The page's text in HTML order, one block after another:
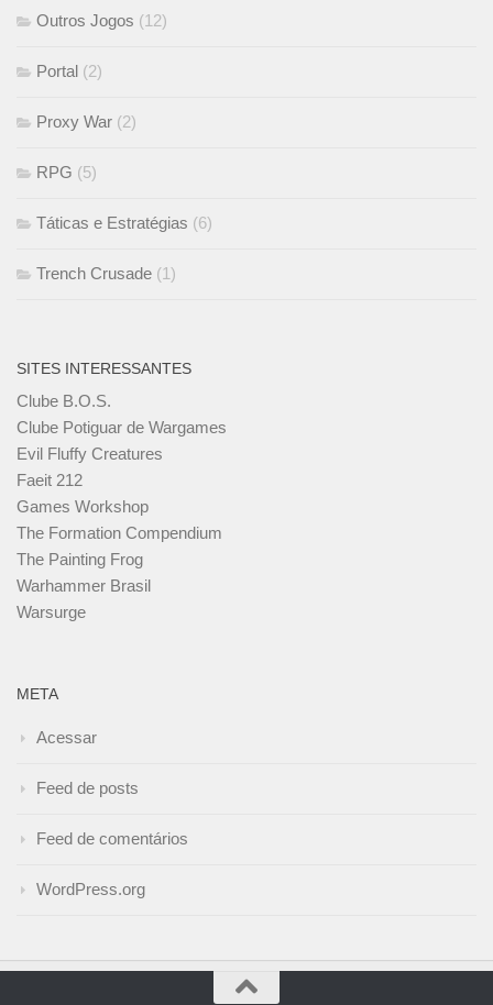
Outros Jogos (12)
Portal (2)
Proxy War (2)
RPG (5)
Táticas e Estratégias (6)
Trench Crusade (1)
SITES INTERESSANTES
Clube B.O.S.
Clube Potiguar de Wargames
Evil Fluffy Creatures
Faeit 212
Games Workshop
The Formation Compendium
The Painting Frog
Warhammer Brasil
Warsurge
META
Acessar
Feed de posts
Feed de comentários
WordPress.org